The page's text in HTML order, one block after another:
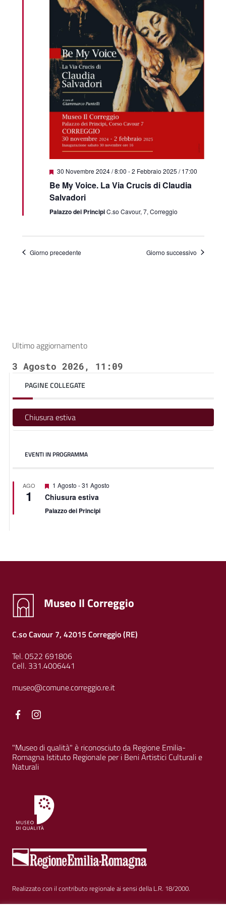
Segnalati
30 Novembre 2024 / 8:00 -2 Febbraio 2025 / 17:00
Be My Voice. La Via Crucis di Claudia
Salvadori
Palazzo dei PrincipiC.so Cavour, 7, Correggio
Giorno precedente Giorno successivo
Ultimo aggiornamento
3 Agosto 2026, 11:09
PAGINE COLLEGATE
Chiusura estiva
EVENTI IN PROGRAMMA
AGO
1
Segnalati
1 Agosto -31 Agosto
Chiusura estiva
Palazzo dei Principi
Museo Il Correggio
C.so Cavour 7, 42015 Correggio (RE)
Tel. 0522 691806
Cell. 331.4006441
museo@comune.correggio.re.it
Facebook
"Museo di qualità" è riconosciuto da Regione Emilia-
Romagna Istituto Regionale per i Beni Artistici Culturali e
Naturali
Realizzato con il contributo regionale ai sensi della L.R. 18/2000.